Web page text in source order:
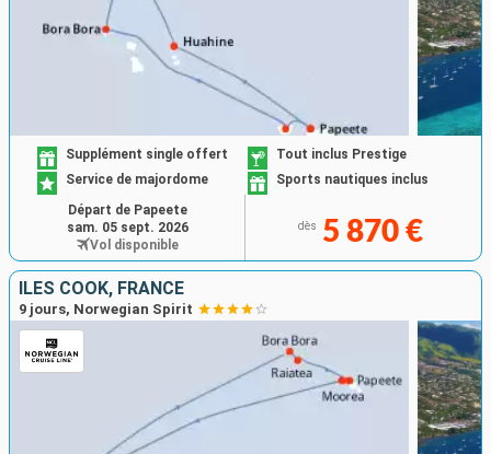
Supplément single offert
Tout inclus Prestige
Service de majordome
Sports nautiques inclus
dès 5 870 €
Départ de Papeete
sam. 05 sept. 2026
Vol disponible
ÎLES COOK, FRANCE
9 jours, Norwegian Spirit